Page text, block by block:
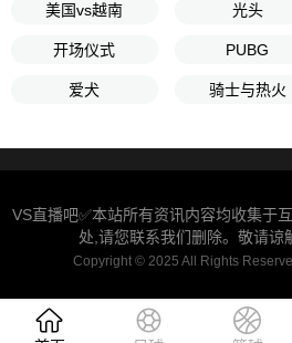
美国vs越南 光头
开场仪式 PUBG
爱犬 骑士与热火
VS直播吧✅本站所有资讯内容均收集于
处,请您联系我们删除。敬请谅
Copyright © 2025 All Rights